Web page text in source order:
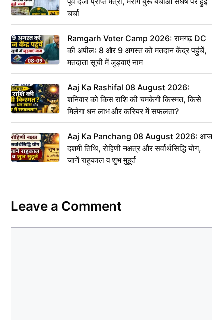
चर्चा
Ramgarh Voter Camp 2026: रामगढ़ DC
की अपील: 8 और 9 अगस्त को मतदान केंद्र पहुंचें,
मतदाता सूची में जुड़वाएं नाम
Aaj Ka Rashifal 08 August 2026:
शनिवार को किस राशि की चमकेगी किस्मत, किसे
मिलेगा धन लाभ और करियर में सफलता?
Aaj Ka Panchang 08 August 2026: आज
दशमी तिथि, रोहिणी नक्षत्र और सर्वार्थसिद्धि योग,
जानें राहुकाल व शुभ मुहूर्त
Leave a Comment